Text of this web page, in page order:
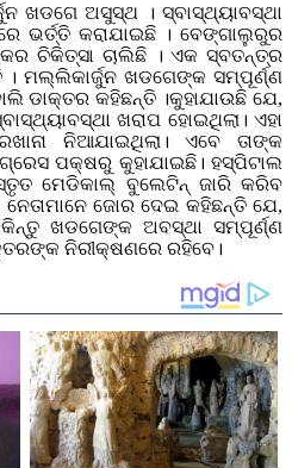
ଖଡଗେ ଅସୁସ୍ଥ । ସ୍ବାସ୍ଥ୍ୟାବସ୍ଥା
ଭର୍ତ୍ତି କରାଯାଇଛି । ବେଙ୍ଗାଲୁରୁର
ଚିକିତ୍ସା ଚାଲିଛି । ଏକ ସ୍ବତନ୍ତ୍ର
। ମଲ୍ଲିକାର୍ଜୁନ ଖଡଗେଙ୍କ ସମ୍ପୂର୍ଣ୍ଣ
ଡାକ୍ତର କହିଛନ୍ତି ।କୁହାଯାଉଛି ଯେ,
ଖରାପ ହୋଇଥିଲା। ଏହା
ନିଆଯାଇଥିଲା। ଏବେ ତାଙ୍କ
ପକ୍ଷରୁ କୁହାଯାଇଛି। ହସ୍ପିଟାଲ
ମେଡିକାଲ୍ ବୁଲେଟିନ୍ ଜାରି କରିବ
ଜୋର ଦେଇ କହିଛନ୍ତି ଯେ,
କିନ୍ତୁ ଖଡଗେଙ୍କ ଅବସ୍ଥା ସମ୍ପୂର୍ଣ୍ଣ
ନିରୀକ୍ଷଣରେ ରହିବେ।